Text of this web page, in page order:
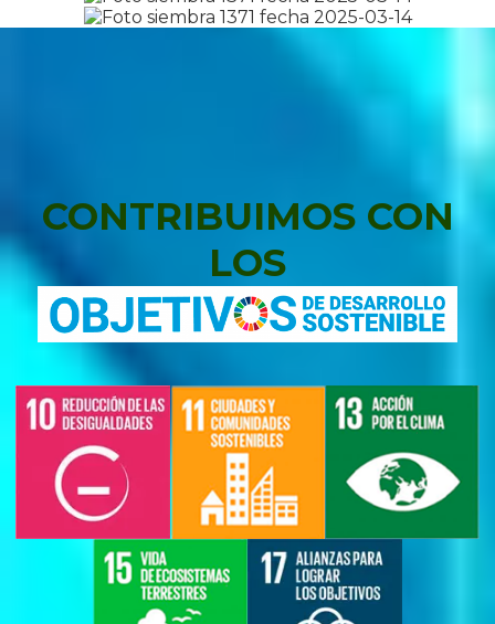
CONTRIBUIMOS CON
LOS